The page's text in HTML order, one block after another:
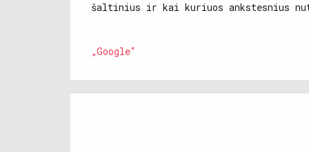
šaltinius ir kai kuriuos ankstesnius
„Google“